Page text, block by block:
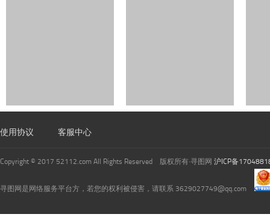
使用协议 客服中心
Copyright © 2017 52112.com All Rights Reserved 版权所有·寻图网 沪ICP备
寻图网是网络服务平台方，若您的权利被侵害，请联系 3629027749@qq.com